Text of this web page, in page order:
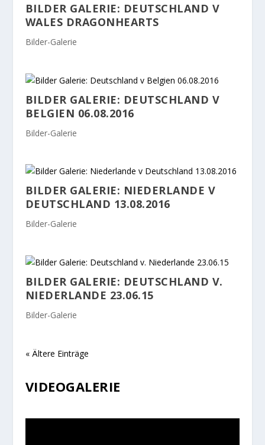
BILDER GALERIE: DEUTSCHLAND V
WALES DRAGONHEARTS
Bilder-Galerie
BILDER GALERIE: DEUTSCHLAND V
BELGIEN 06.08.2016
Bilder-Galerie
BILDER GALERIE: NIEDERLANDE V
DEUTSCHLAND 13.08.2016
Bilder-Galerie
BILDER GALERIE: DEUTSCHLAND V.
NIEDERLANDE 23.06.15
Bilder-Galerie
« Ältere Einträge
VIDEOGALERIE